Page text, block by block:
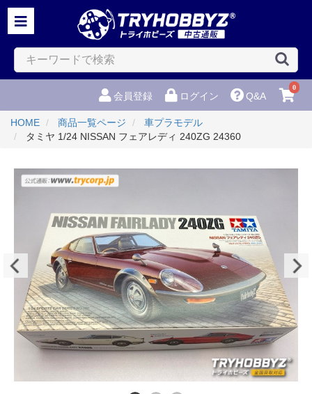
会員登録 ログイン Q&A
0
HOME 商品一覧ページ
車プラモデル
タミヤ 1/24 NISSAN フェアレディ 240ZG 24360